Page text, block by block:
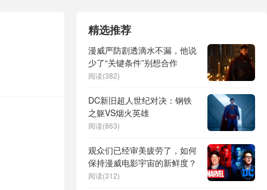
精选推荐
漫威严防剧透滴水不漏，他说
少了“关键条件”别想合作
阅读(382)
DC新旧超人世纪对决：钢铁
之躯VS烟火英雄
阅读(863)
观众们已经审美疲劳了，如何
保持漫威电影宇宙的新鲜度？
阅读(312)